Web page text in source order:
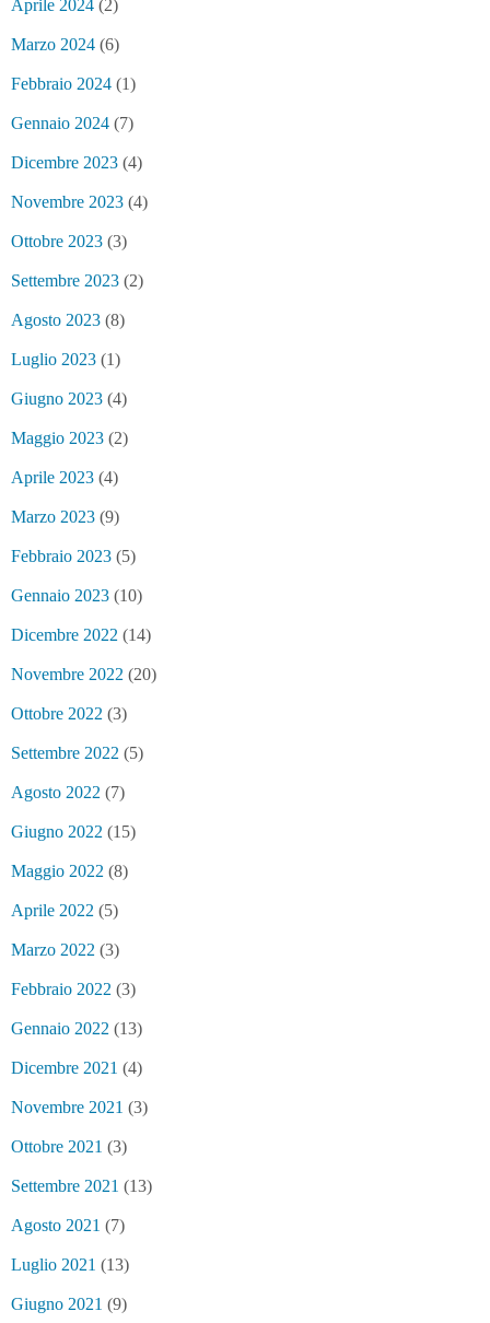
Aprile 2024 (2)
Marzo 2024 (6)
Febbraio 2024 (1)
Gennaio 2024 (7)
Dicembre 2023 (4)
Novembre 2023 (4)
Ottobre 2023 (3)
Settembre 2023 (2)
Agosto 2023 (8)
Luglio 2023 (1)
Giugno 2023 (4)
Maggio 2023 (2)
Aprile 2023 (4)
Marzo 2023 (9)
Febbraio 2023 (5)
Gennaio 2023 (10)
Dicembre 2022 (14)
Novembre 2022 (20)
Ottobre 2022 (3)
Settembre 2022 (5)
Agosto 2022 (7)
Giugno 2022 (15)
Maggio 2022 (8)
Aprile 2022 (5)
Marzo 2022 (3)
Febbraio 2022 (3)
Gennaio 2022 (13)
Dicembre 2021 (4)
Novembre 2021 (3)
Ottobre 2021 (3)
Settembre 2021 (13)
Agosto 2021 (7)
Luglio 2021 (13)
Giugno 2021 (9)